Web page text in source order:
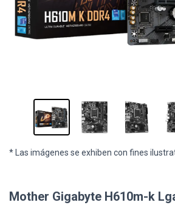
* Las imágenes se exhiben con fines
Mother Gigabyte H610m-k